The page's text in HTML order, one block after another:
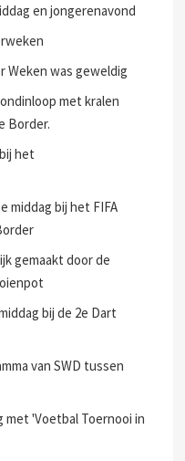
en jongerenavond
Weken was geweldig
met kralen
Border.
het
middag bij het FIFA
gemaakt door de
bij de 2e Dart
van SWD tussen
met 'Voetbal Toernooi in